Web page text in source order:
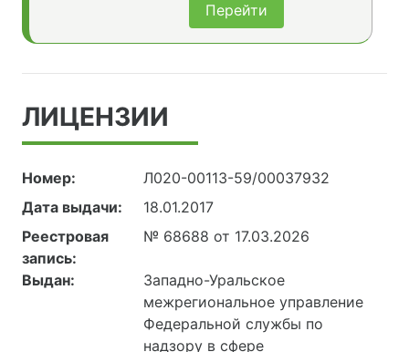
Перейти
ЛИЦЕНЗИИ
Номер:
Л020-00113-59/00037932
Дата выдачи:
18.01.2017
Реестровая
запись:
№ 68688 от 17.03.2026
Выдан:
Западно-Уральское
межрегиональное управление
Федеральной службы по
надзору в сфере